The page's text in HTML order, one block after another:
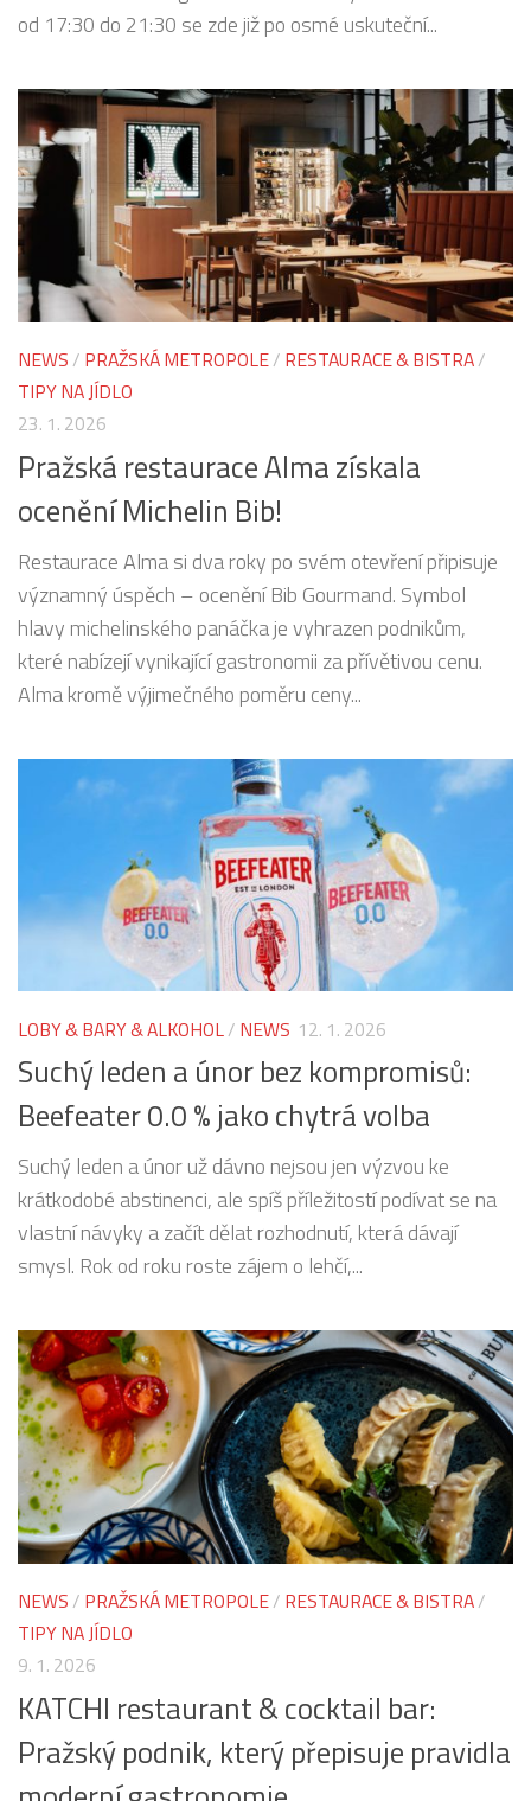
od 17:30 do 21:30 se zde již po osmé uskuteční...
NEWS / PRAŽSKÁ METROPOLE/ RESTAURACE & BISTRA/
TIPY NA JÍDLO
23. 1. 2026
Pražská restaurace Alma získala
ocenění Michelin Bib!
Restaurace Alma si dva roky po svém otevření připisuje
významný úspěch – ocenění Bib Gourmand. Symbol
hlavy michelinského panáčka je vyhrazen podnikům,
které nabízejí vynikající gastronomii za přívětivou cenu.
Alma kromě výjimečného poměru ceny...
LOBY & BARY & ALKOHOL/ NEWS 12. 1. 2026
Suchý leden a únor bez kompromisů:
Beefeater 0.0 % jako chytrá volba
Suchý leden a únor už dávno nejsou jen výzvou ke
krátkodobé abstinenci, ale spíš příležitostí podívat se na
vlastní návyky a začít dělat rozhodnutí, která dávají
smysl. Rok od roku roste zájem o lehčí,...
NEWS / PRAŽSKÁ METROPOLE/ RESTAURACE & BISTRA/
TIPY NA JÍDLO
9. 1. 2026
KATCHI restaurant & cocktail bar:
Pražský podnik, který přepisuje pravidla